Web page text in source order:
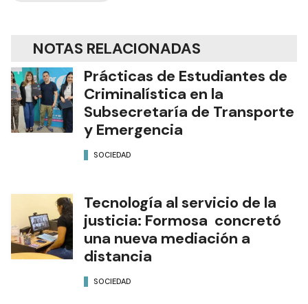
NOTAS RELACIONADAS
Prácticas de Estudiantes de
Criminalística en la
Subsecretaría de Transporte
y Emergencia
SOCIEDAD
Tecnología al servicio de la
justicia: Formosa concretó
una nueva mediación a
distancia
SOCIEDAD